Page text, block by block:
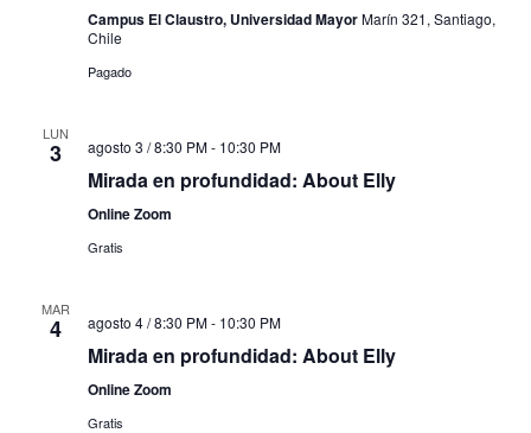
Campus El Claustro, Universidad MayorMarín 321, Santiago,
Chile
Pagado
LUN
3 agosto 3 / 8:30 PM- 10:30 PM
Mirada en profundidad: About Elly
Online Zoom
Gratis
MAR
4 agosto 4 / 8:30 PM- 10:30 PM
Mirada en profundidad: About Elly
Online Zoom
Gratis